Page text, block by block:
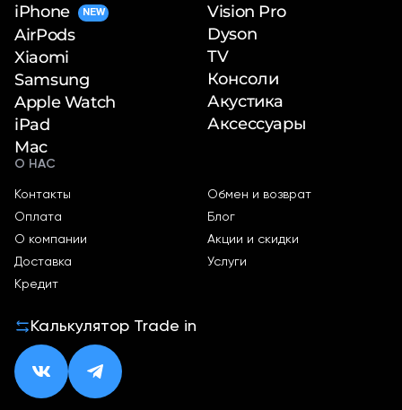
iPhone NEW
AirPods
Xiaomi
Samsung
Apple Watch
iPad
Mac
Vision Pro
Dyson
TV
Консоли
Акустика
Аксессуары
О НАС
Контакты
Оплата
О компании
Доставка
Кредит
Обмен и возврат
Блог
Акции и скидки
Услуги
Калькулятор Trade in